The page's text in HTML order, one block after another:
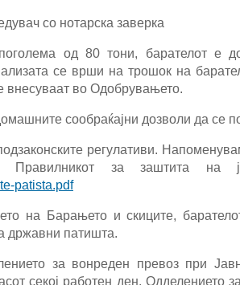
со нотарска заверка
од 80 тони, барателот е
се врши на трошок на
внесуваат во Одобрувањето.
сообраќајни дозволи да се
регулативи.
за заштита на
patista.pdf
на Барањето и скиците,
државни патишта.
за вонреден превоз при
секој работен ден. Одделението